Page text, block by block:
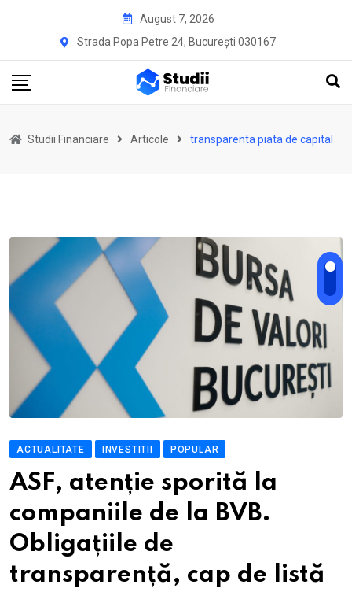
August 7, 2026
Strada Popa Petre 24, București 030167
Studii Financiare Articole transparenta piata de capital
ACTUALITATE INVESTITII POPULAR
ASF, atenție sporită la
companiile de la BVB.
Obligațiile de
transparență, cap de listă